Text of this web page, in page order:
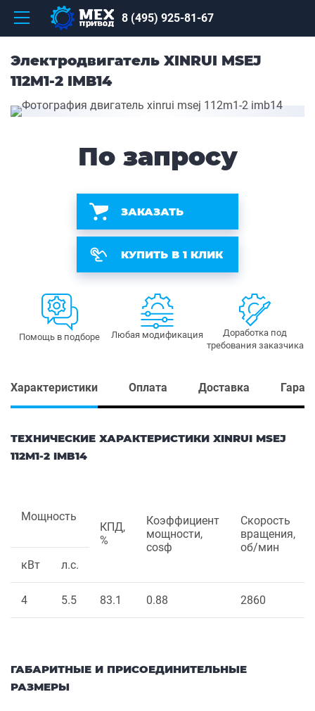
8 (495) 925-81-67
Электродвигатель XINRUI MSEJ
112M1-2 IMB14
По запросу
ЗАКАЗАТЬ
КУПИТЬ В 1 КЛИК
Помощь в подборе Любая модификация
Доработка под
требования заказчика
Характеристики Оплата Доставка
ТЕХНИЧЕСКИЕ ХАРАКТЕРИСТИКИ XINRUI MSEJ
112M1-2 IMB14
Мощность
КПД,
%
Коэффициент
мощности,
cosф
Скорость
вращения,
об/мин
кВт
л.с.
4 5.5 83.1 0.88 2860
ГАБАРИТНЫЕ И ПРИСОЕДИНИТЕЛЬНЫЕ
РАЗМЕРЫ